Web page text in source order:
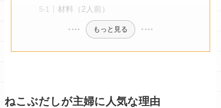
材料（2人前）
もっと見る
ねこぶだしが主婦に人気な理由